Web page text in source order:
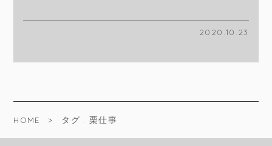
2020.10.23
HOME タグ : 栗仕事